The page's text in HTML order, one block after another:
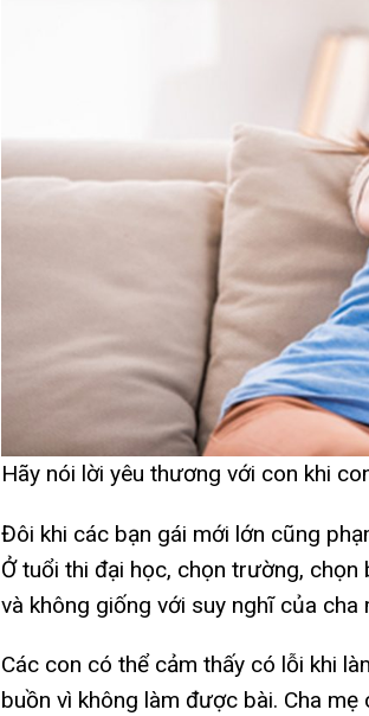
Hãy nói lời yêu thương với con khi
Đôi khi các bạn gái mới lớn cũng
Ở tuổi thi đại học, chọn trường,
và không giống với suy nghĩ của cha
Các con có thể cảm thấy có lỗi khi
buồn vì không làm được bài. Cha